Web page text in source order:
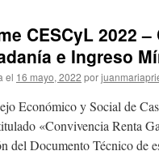
CESCyL 2022
e Ingreso
el 16 mayo, 2022 por
Económico y Social de
«Convivencia Renta
del Documento Técnico de